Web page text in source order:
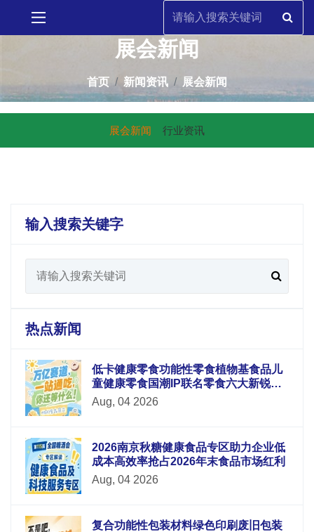
展会新闻
首页 新闻资讯 展会新闻
展会新闻 行业资讯
输入搜索关键字
热点新闻
低卡健康零食功能性零食植物基食品儿
童健康零食国潮IP联名零食六大新锐板
块重磅升级
Aug, 04 2026
2026南京秋糖健康食品专区助力企业低
成本高效率抢占2026年末食品市场红利
Aug, 04 2026
复合功能性包装材料绿色印刷废旧包装